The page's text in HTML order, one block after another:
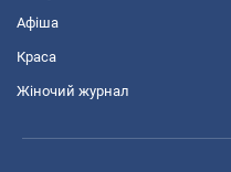
Афіша
Краса
Жіночий журнал